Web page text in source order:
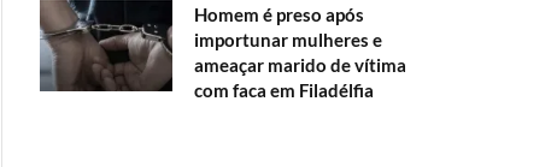
Homem é preso após
importunar mulheres e
ameaçar marido de vítima
com faca em Filadélfia